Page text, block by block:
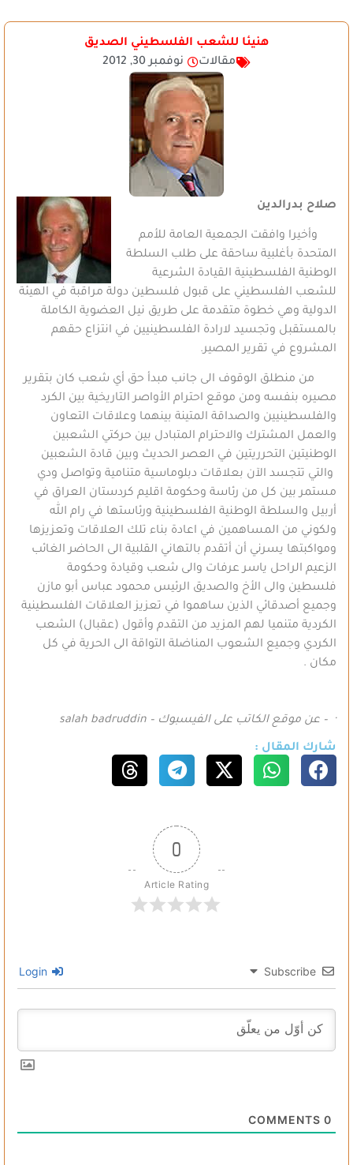
هنيئا للشعب الفلسطيني الصديق
مقالات
نوفمبر 30, 2012
صلاح بدرالدين
وأخيرا وافقت الجمعية العامة للأمم
المتحدة بأغلبية ساحقة على طلب السلطة
الوطنية الفلسطينية القيادة الشرعية
للشعب الفلسطيني على قبول فلسطين دولة مراقبة في الهيئة
الدولية وهي خطوة متقدمة على طريق نيل العضوية الكاملة
بالمستقبل وتجسيد لارادة الفلسطينيين في انتزاع حقهم
المشروع في تقرير المصير.
من منطلق الوقوف الى جانب مبدأ حق أي شعب كان بتقرير
مصيره بنفسه ومن موقع احترام الأواصر التاريخية بين الكرد
والفلسطينيين والصداقة المتينة بينهما وعلاقات التعاون
والعمل المشترك والاحترام المتبادل بين حركتي الشعبين
الوطنيتين التحرريتين في العصر الحديث وبين قادة الشعبين
والتي تتجسد الآن بعلاقات دبلوماسية متنامية وتواصل ودي
مستمر بين كل من رئاسة وحكومة اقليم كردستان العراق في
أربيل والسلطة الوطنية الفلسطينية ورئاستها في رام الله
ولكوني من المساهمين في اعادة بناء تلك العلاقات وتعزيزها
ومواكبتها يسرني أن أتقدم بالتهاني القلبية الى الحاضر الغائب
الزعيم الراحل ياسر عرفات والى شعب وقيادة وحكومة
فلسطين والى الأخ والصديق الرئيس محمود عباس أبو مازن
وجميع أصدقائي الذين ساهموا في تعزيز العلاقات الفلسطينية
الكردية متنميا لهم المزيد من التقدم وأقول (عقبال) الشعب
الكردي وجميع الشعوب المناضلة التواقة الى الحرية في كل
مكان .
· – عن موقع الكاتب على الفيسبوك – salah badruddin
شارك المقال :
0
Article Rating
Subscribe
0